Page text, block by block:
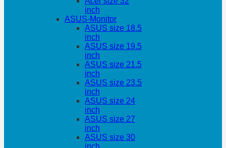
inch
ASUS-Monitor
ASUS size 18.5
inch
ASUS size 19.5
inch
ASUS size 21.5
inch
ASUS size 23.5
inch
ASUS size 24
inch
ASUS size 27
inch
ASUS size 30
inch